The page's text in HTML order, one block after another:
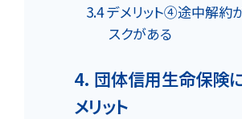
3.4 デメリット④途中解約
スクがある
4. 団体信用生命保険
メリット